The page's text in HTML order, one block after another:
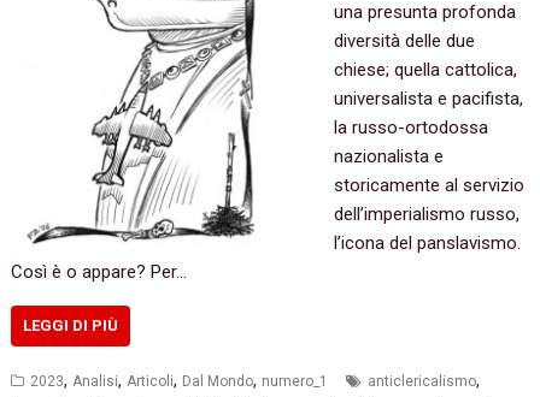
una presunta profonda
diversità delle due
chiese; quella cattolica,
universalista e pacifista,
la russo-ortodossa
nazionalista e
storicamente al servizio
dell’imperialismo russo,
l’icona del panslavismo.
Così è o appare? Per…
LEGGI DI PIÙ
2023,Analisi,Articoli, Dal Mondo, numero_1 anticlericalismo,